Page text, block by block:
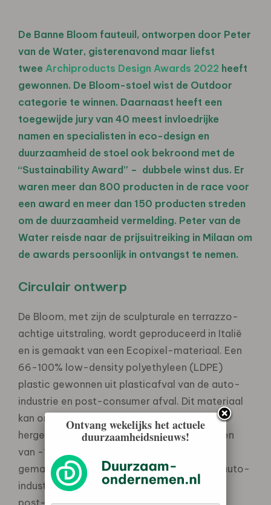
De Banne Bloom fauteuil, ontworpen door Peter
van de Water, gisterenavond maar liefst
twee Archiproducts Design Awards 2022 heeft
gewonnen. De Bloom-stoel wist de Outdoor
categorie te winnen. Daarnaast heeft een
toegewijde jury van 40 meest invloedrijke
namen en specialisten in eco-design en
duurzaamheid de stoel ook bekroond met de
“Sustainability Award” – dubbele winst dus. Er
waren meer dan 800 producten in de race voor
een award en meer dan 150 producten streden
om de duurzaamheid vermelding. Peter van de
Water reisde naar de prijsuitreiking in Milaan om
de awards persoonlijk in ontvangst te nemen.
Circulair ontwerp
De Bloom, met zijn de sculpturale en terrazzo-
achtige uitstraling, wordt geproduceerd in Italië
en is gemaakt van een Ecopixel-materiaal. Een
66-100% low-density polyethyleen (LDPE)
plastic gewonnen uit plasticafval van de auto-
industrie en post-consumer afval. Dit materiaal
kan oneindig worden omgesmolten en
hergebruikt en is bestand tegen temperaturen
van -10°C tot +50°C. De zwarte versies zijn
gemaakt van 100% gerecycled afval uit de auto-
industrie. En de witte versie is minstens 50%
post-consumer en ongeveer 20% post-
Ontvang wekelijks het actuele
duurzaamheidsnieuws!